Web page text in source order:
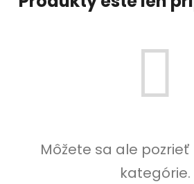
Môžete sa ale
kategórie.